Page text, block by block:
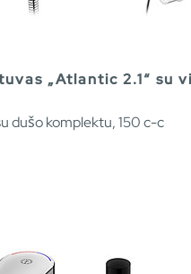
„Atlantic 2.1“ su
dušo komplektu, 150 c-c